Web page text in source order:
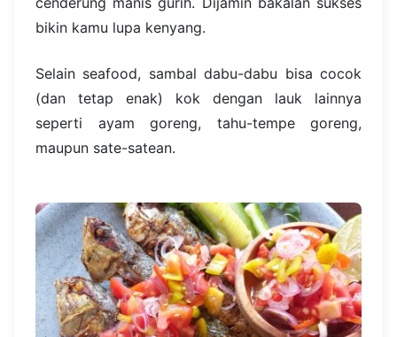
bikin kamu lupa kenyang.
Selain seafood, sambal dabu-dabu bisa cocok
(dan tetap enak) kok dengan lauk lainnya
seperti ayam goreng, tahu-tempe goreng,
maupun sate-satean.